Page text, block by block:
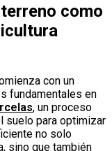
como
con un
fundamentales en
, un proceso
suelo para optimizar
no solo
sino que también